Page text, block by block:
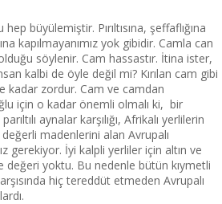
büyülemiştir. Pırıltısına, şeffaflığına
kapılmayanımız yok gibidir. Camla can
söylenir. Cam hassastır. İtina ister,
kalbi de öyle değil mi? Kırılan cam gibi
kadar zordur. Cam ve camdan
için o kadar önemli olmalı ki, bir
aynalar karşılığı, Afrikalı yerlilerin
madenlerini alan Avrupalı
gerekiyor. İyi kalpli yerliler için altın ve
değeri yoktu. Bu nedenle bütün kıymetli
hiç tereddüt etmeden Avrupalı